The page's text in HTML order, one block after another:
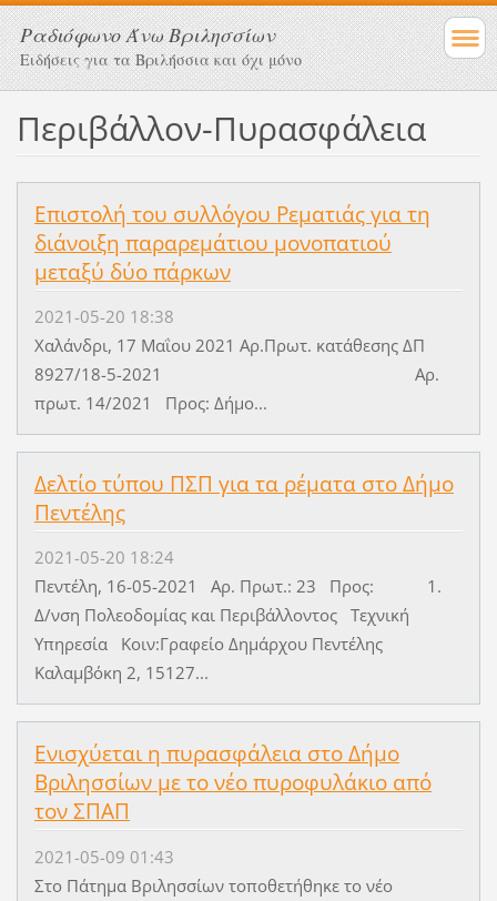
Ραδιόφωνο Άνω Βριλησσίων
Ειδήσεις για τα Βριλήσσια και όχι μόνο
Περιβάλλον-Πυρασφάλεια
Επιστολή του συλλόγου Ρεματιάς για τη
διάνοιξη παραρεμάτιου μονοπατιού
μεταξύ δύο πάρκων
2021-05-20 18:38
Χαλάνδρι, 17 Μαΐου 2021 Αρ.Πρωτ. κατάθεσης ΔΠ
8927/18-5-2021 Αρ.
πρωτ. 14/2021 Προς: Δήμο...
Δελτίο τύπου ΠΣΠ για τα ρέματα στο Δήμο
Πεντέλης
2021-05-20 18:24
Πεντέλη, 16-05-2021 Αρ. Πρωτ.: 23 Προς: 1.
Δ/νση Πολεοδομίας και Περιβάλλοντος Τεχνική
Υπηρεσία Κοιν:Γραφείο Δημάρχου Πεντέλης
Καλαμβόκη 2, 15127...
Ενισχύεται η πυρασφάλεια στο Δήμο
Βριλησσίων με το νέο πυροφυλάκιο από
τον ΣΠΑΠ
2021-05-09 01:43
Στο Πάτημα Βριλησσίων τοποθετήθηκε το νέο